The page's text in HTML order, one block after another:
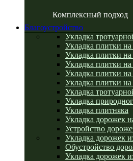
Комплексный подход
Благоустройство
Укладка
Укладка плитки
Укладка плитки
Укладка плитки
Укладка плитки
Укладка плитки
Укладка
Укладка
Укладка плитняка
Укладка дорожек
Устройство
Укладка дорожек
Обустройство
Укладка дорожек